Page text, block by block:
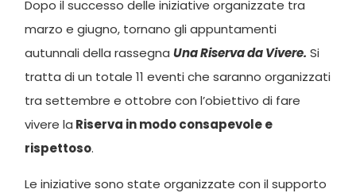
Dopo il successo delle iniziative organizzate tra
marzo e giugno, tornano gli appuntamenti
autunnali della rassegnaUna Riserva da Vivere. Si
tratta di un totale 11 eventi che saranno organizzati
tra settembre e ottobre con l’obiettivo di fare
vivere la Riserva in modo consapevole e
rispettoso.
Le iniziative sono state organizzate con il supporto